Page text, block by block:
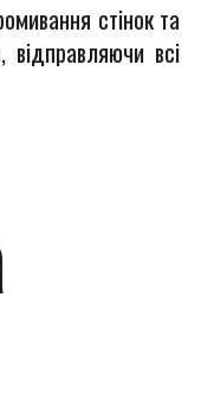
стінок та
відправляючи всі